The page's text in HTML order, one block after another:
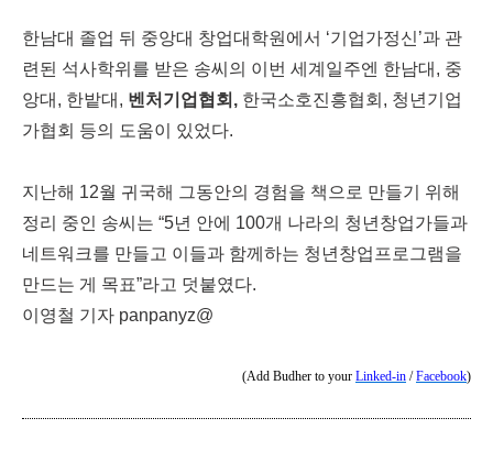
한남대 졸업 뒤 중앙대 창업대학원에서 ‘기업가정신’과 관
련된 석사학위를 받은 송씨의 이번 세계일주엔 한남대, 중
앙대, 한밭대, 벤처기업협회, 한국소호진흥협회, 청년기업
가협회 등의 도움이 있었다.
지난해 12월 귀국해 그동안의 경험을 책으로 만들기 위해
정리 중인 송씨는 “5년 안에 100개 나라의 청년창업가들과
네트워크를 만들고 이들과 함께하는 청년창업프로그램을
만드는 게 목표”라고 덧붙였다.
이영철 기자 panpanyz@
(Add Budher to your Linked-in /Facebook)